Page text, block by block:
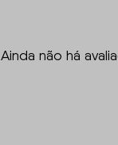
Ainda não há